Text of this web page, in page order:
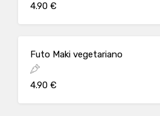
4.90 €
Futo Maki vegetariano
4.90 €